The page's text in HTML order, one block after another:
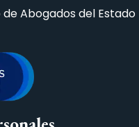
Abogados del Estado